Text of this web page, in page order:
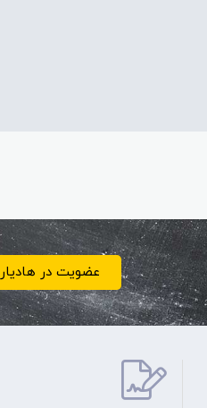
عضویت در هادیار